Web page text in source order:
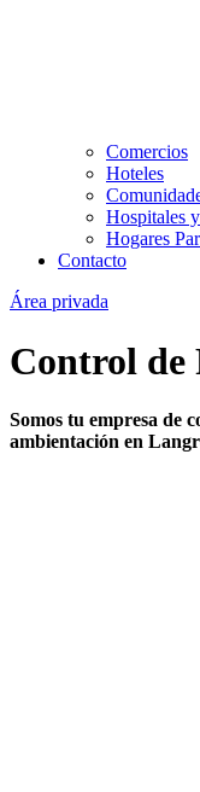
Comercios
Hoteles
Hospitales
Hogares
Contacto
Área privada
Control de
Somos tu empresa de
ambientación en